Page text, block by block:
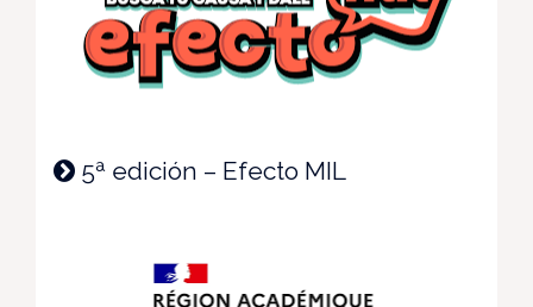
5ª edición – Efecto MIL